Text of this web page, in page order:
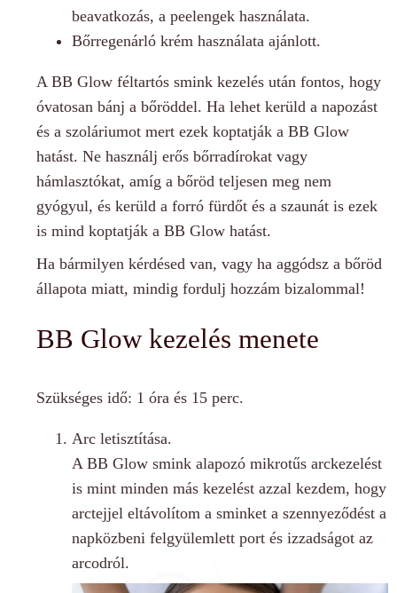
beavatkozás, a peelengek használata.
Bőrregenárló krém használata ajánlott.
A BB Glow féltartós smink kezelés után fontos, hogy
óvatosan bánj a bőröddel. Ha lehet kerüld a napozást
és a szoláriumot mert ezek koptatják a BB Glow
hatást. Ne használj erős bőrradírokat vagy
hámlasztókat, amíg a bőröd teljesen meg nem
gyógyul, és kerüld a forró fürdőt és a szaunát is ezek
is mind koptatják a BB Glow hatást.
Ha bármilyen kérdésed van, vagy ha aggódsz a bőröd
állapota miatt, mindig fordulj hozzám bizalommal!
BB Glow kezelés menete
Szükséges idő: 1 óra és 15 perc.
Arc letisztítása.
A BB Glow smink alapozó mikrotűs arckezelést
is mint minden más kezelést azzal kezdem, hogy
arctejjel eltávolítom a sminket a szennyeződést a
napközbeni felgyülemlett port és izzadságot az
arcodról.